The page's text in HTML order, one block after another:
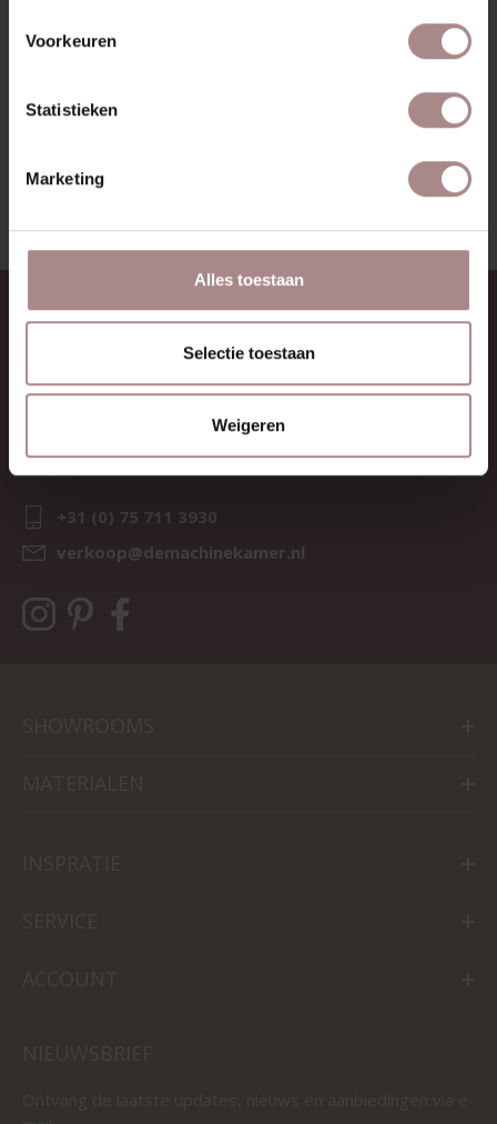
Voorkeuren
Statistieken
Marketing
Alles toestaan
Selectie toestaan
Weigeren
VANAF
CONTACT
Sav & Økse is een onderdeel van
De Machinekamer
IBAN:NL21 RABO 0126 3237 47
+31 (0) 75 711 3930
verkoop@demachinekamer.nl